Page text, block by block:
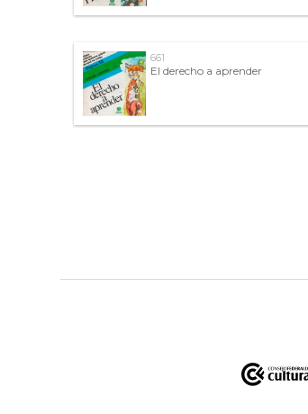
661
El derecho a aprender